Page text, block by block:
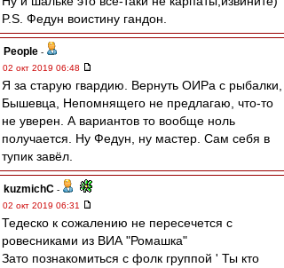
P.S. Федун воистину гандон.
People -
02 окт 2019 06:48
Я за старую гвардию. Вернуть ОИРа с рыбалки,
Бышевца, Непомнящего не предлагаю, что-то
не уверен. А вариантов то вообще ноль
получается. Ну Федун, ну мастер. Сам себя в
тупик завёл.
kuzmichC -
02 окт 2019 06:31
Тедеско к сожалению не пересечется с
ровесниками из ВИА "Ромашка"
Зато познакомиться с фолк группой ' Ты кто